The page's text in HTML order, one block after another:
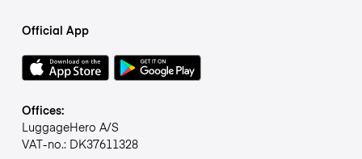
Official App
Offices:
LuggageHero A/S
VAT-no.: DK37611328